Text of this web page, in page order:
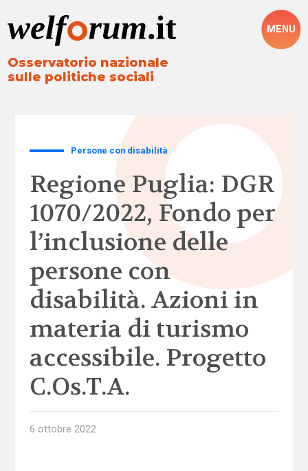
Osservatorio nazionale
sulle politiche sociali
MENU
Persone con disabilità
Regione Puglia: DGR
1070/2022, Fondo per
l’inclusione delle
persone con
disabilità. Azioni in
materia di turismo
accessibile. Progetto
C.Os.T.A.
6 ottobre 2022